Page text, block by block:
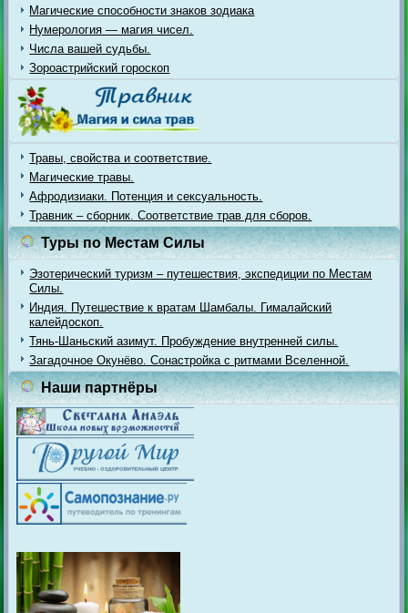
Магические способности знаков зодиака
Нумерология — магия чисел.
Числа вашей судьбы.
Зороастрийский гороскоп
Травы, свойства и соответствие.
Магические травы.
Афродизиаки. Потенция и сексуальность.
Травник – сборник. Соответствие трав для сборов.
Туры по Местам Силы
Эзотерический туризм – путешествия, экспедиции по Местам
Силы.
Индия. Путешествие к вратам Шамбалы. Гималайский
калейдоскоп.
Тянь-Шаньский азимут. Пробуждение внутренней силы.
Загадочное Окунёво. Сонастройка с ритмами Вселенной.
Наши партнёры